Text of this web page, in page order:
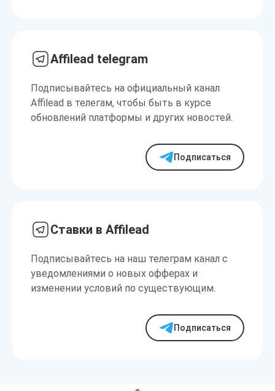
Affilead telegram
Подписывайтесь на официальный канал
Affilead в телегам, чтобы быть в курсе
обновлений платформы и других новостей.
Подписаться
Ставки в Affilead
Подписывайтесь на наш телеграм канал с
уведомлениями о новых офферах и
изменении условий по существующим.
Подписаться